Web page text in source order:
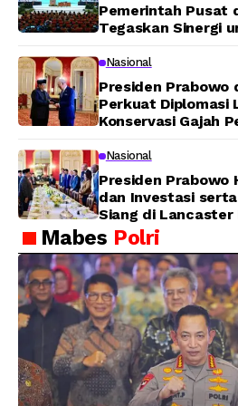
Pemerintah Pusat
Tegaskan Sinergi
Nasional
Presiden Prabowo
Perkuat Diplomasi
Konservasi Gajah
Nasional
Presiden Prabowo
dan Investasi
Siang di Lancaster
Mabes Polri